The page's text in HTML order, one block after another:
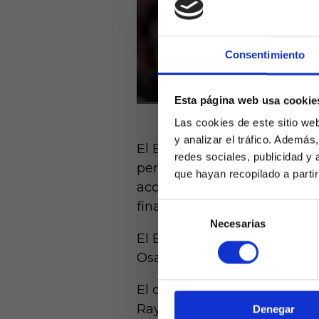
Consentimiento
Esta página web usa
Las cookies de este sitio
y analizar el tráfico.
redes sociales, publicidad y
que hayan recopilado a
Selección
consentimiento
Necesarias
Denegar
mayores de
de
El Betis venció al Athletic
pero además de los
acceso a Europa. Girona,
final de curso sumamente
El Betis tiene en estos
Osasuna y Sevilla que con
El calendario que resta
Rayo en la próxima jornada